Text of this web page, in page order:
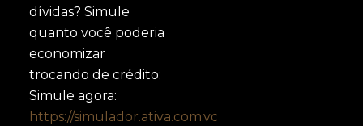
dívidas? Simule
quanto você poderia
economizar
trocando de crédito:
Simule agora:
https://simulador.ativa.com.vc